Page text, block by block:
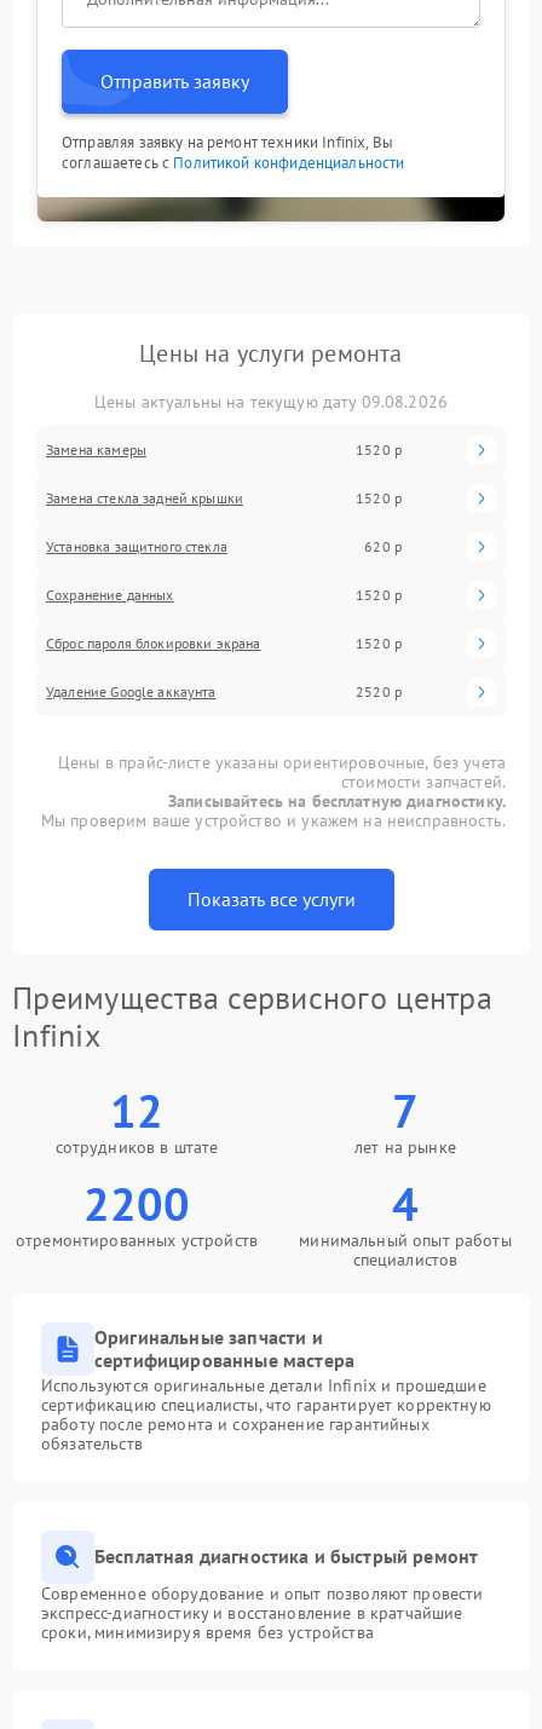
Отправить заявку
Отправляя заявку на ремонт техники Infinix, Вы
соглашаетесь с Политикой конфиденциальности
Цены на услуги ремонта
Цены актуальны на текущую дату 09.08.2026
Замена камеры 1520 р
Замена стекла задней крышки 1520 р
Установка защитного стекла 620 р
Сохранение данных 1520 р
Сброс пароля блокировки экрана 1520 р
Удаление Google аккаунта 2520 р
Цены в прайс-листе указаны ориентировочные, без учета
стоимости запчастей.
Записывайтесь на бесплатную диагностику.
Мы проверим ваше устройство и укажем на неисправность.
Показать все услуги
Преимущества сервисного центра
Infinix
12
сотрудников в штате
7
лет на рынке
2200
отремонтированных устройств
4
минимальный опыт работы
специалистов
Оригинальные запчасти и
сертифицированные мастера
Используются оригинальные детали Infinix и прошедшие
сертификацию специалисты, что гарантирует корректную
работу после ремонта и сохранение гарантийных
обязательств
Бесплатная диагностика и быстрый ремонт
Современное оборудование и опыт позволяют провести
экспресс-диагностику и восстановление в кратчайшие
сроки, минимизируя время без устройства